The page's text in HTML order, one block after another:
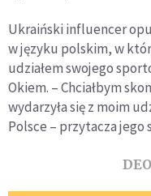
Ukraiński influencer
w języku polskim, w
udziałem swojego
Okiem. – Chciałbym
wydarzyła się z moim
Polsce – przytacza jego